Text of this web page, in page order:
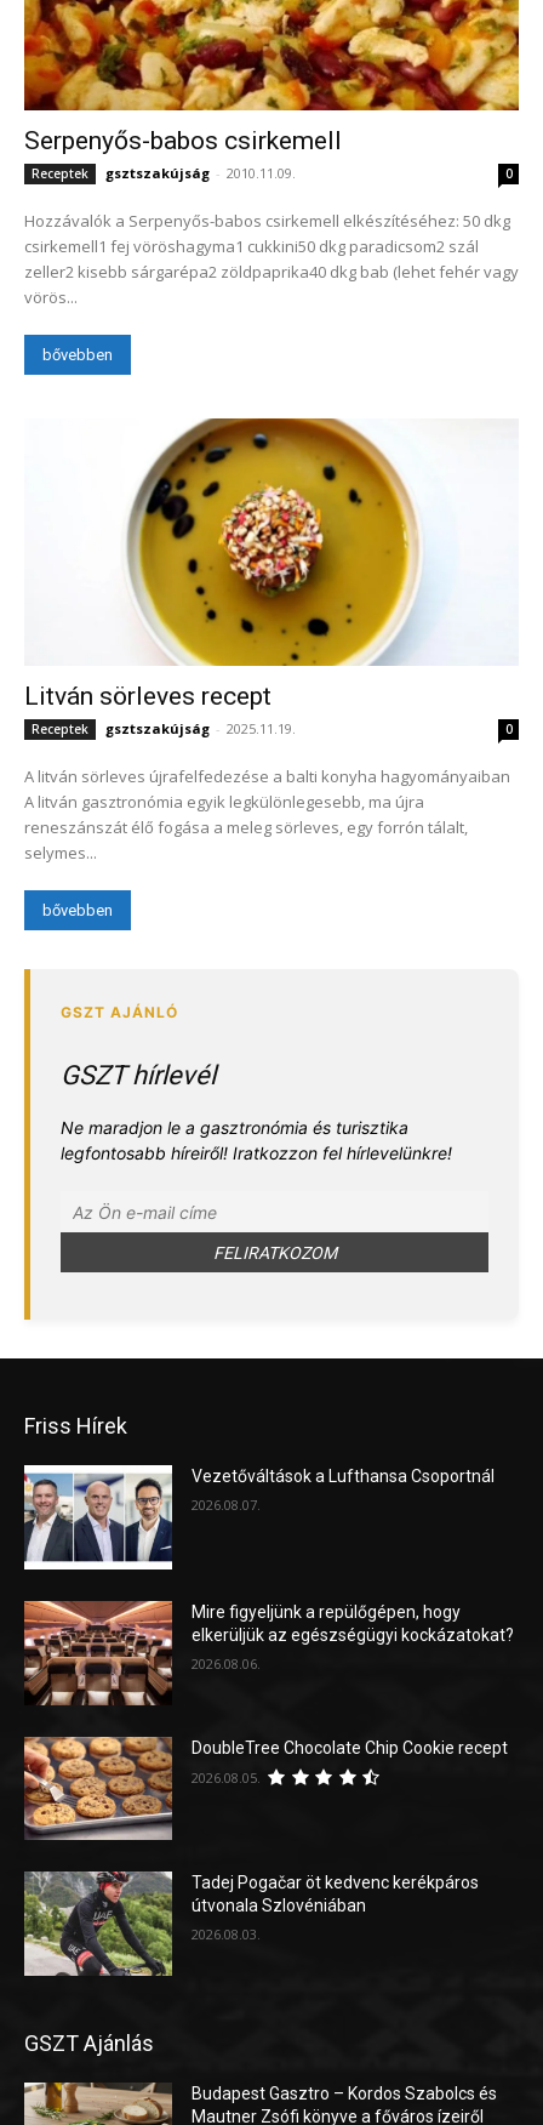
Serpenyős-babos csirkemell
Receptek gsztszakújság - 2010.11.09. 0
Hozzávalók a Serpenyős-babos csirkemell elkészítéséhez: 50 dkg
csirkemell1 fej vöröshagyma1 cukkini50 dkg paradicsom2 szál
zeller2 kisebb sárgarépa2 zöldpaprika40 dkg bab (lehet fehér vagy
vörös...
bővebben
Litván sörleves recept
Receptek gsztszakújság - 2025.11.19. 0
A litván sörleves újrafelfedezése a balti konyha hagyományaiban
A litván gasztronómia egyik legkülönlegesebb, ma újra
reneszánszát élő fogása a meleg sörleves, egy forrón tálalt,
selymes...
bővebben
GSZT hírlevél
Ne maradjon le a gasztronómia és turisztika
legfontosabb híreiről! Iratkozzon fel hírlevelünkre!
Friss Hírek
Vezetőváltások a Lufthansa Csoportnál
2026.08.07.
Mire figyeljünk a repülőgépen, hogy
elkerüljük az egészségügyi kockázatokat?
2026.08.06.
DoubleTree Chocolate Chip Cookie recept
2026.08.05.
Tadej Pogačar öt kedvenc kerékpáros
útvonala Szlovéniában
2026.08.03.
GSZT Ajánlás
Budapest Gasztro – Kordos Szabolcs és
Mautner Zsófi könyve a főváros ízeiről